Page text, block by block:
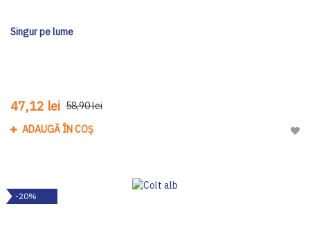
Singur pe lume
47,12 lei 58,90 lei
ADAUGĂ ÎN COȘ
-20%